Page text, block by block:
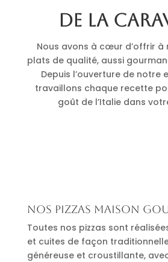
de La
Nous avons à cœur d’offrir à
plats de qualité, aussi
Depuis l’ouverture de notre
travaillons chaque recette
goût de l’Italie dans
Nos pizzas maison
Toutes nos pizzas sont
et cuites de façon
généreuse et croustillante,